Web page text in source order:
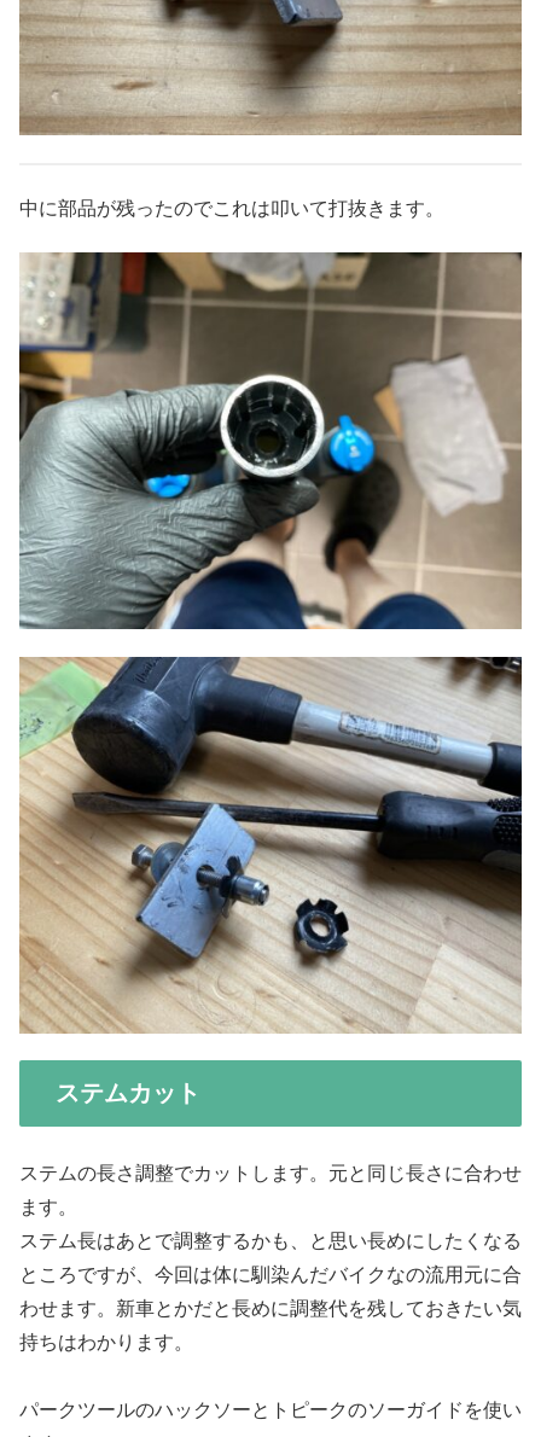
中に部品が残ったのでこれは叩いて打抜きます。
ステムカット
ステムの長さ調整でカットします。元と同じ長さに合わせ
ます。
ステム長はあとで調整するかも、と思い長めにしたくなる
ところですが、今回は体に馴染んだバイクなの流用元に合
わせます。新車とかだと長めに調整代を残しておきたい気
持ちはわかります。
パークツールのハックソーとトピークのソーガイドを使い